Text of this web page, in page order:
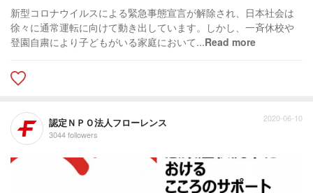
新型コロナウイルスによる緊急事態宣言が解除され、日本社会は
徐々に通常運転に向けて動き出しています。しかし、一斉休校や
登園自粛により子どもがいる家庭において...Read more
認定ＮＰＯ法人フローレンス
3044 followers
2020-06-10